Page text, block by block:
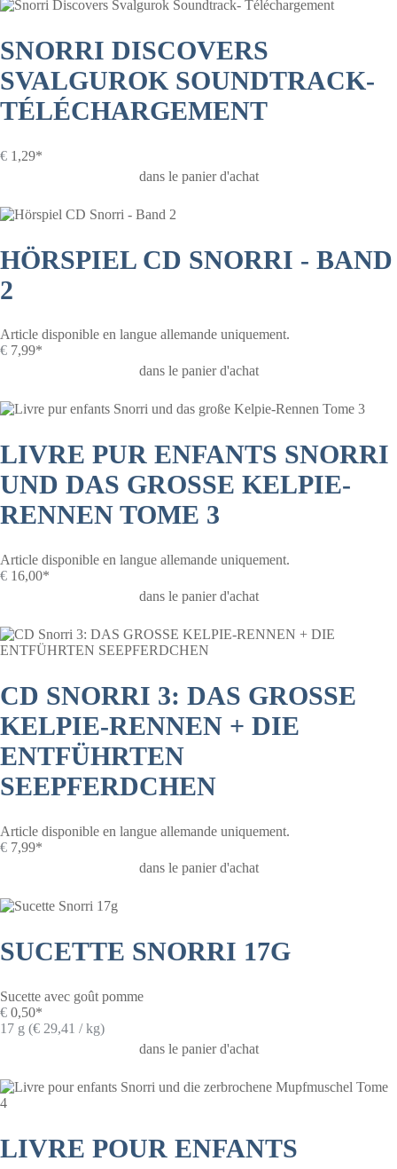
SNORRI DISCOVERS
SVALGUROK SOUNDTRACK-
TÉLÉCHARGEMENT
€ 1,29*
dans le panier d'achat
HÖRSPIEL CD SNORRI - BAND
2
Article disponible en langue allemande uniquement.
€ 7,99*
dans le panier d'achat
LIVRE PUR ENFANTS SNORRI
UND DAS GROSSE KELPIE-R
ENNEN TOME 3
Article disponible en langue allemande uniquement.
€ 16,00*
dans le panier d'achat
CD SNORRI 3: DAS GROSSE
KELPIE-RENNEN + DIE
ENTFÜHRTEN
SEEPFERDCHEN
Article disponible en langue allemande uniquement.
€ 7,99*
dans le panier d'achat
SUCETTE SNORRI 17G
Sucette avec goût pomme
€ 0,50*
17 g (€ 29,41 / kg)
dans le panier d'achat
LIVRE POUR ENFANTS